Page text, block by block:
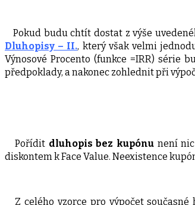
Pokud budu chtít dostat z výše
Dluhopisy – II., který však velmi
Výnosové Procento (funkce =IRR) série
předpoklady, a nakonec zohlednit při
Pořídit dluhopis bez kupónunení nic
diskontem k Face Value. Neexistence
Z celého vzorce pro výpočet současné